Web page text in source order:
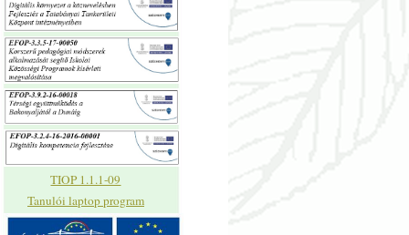
TIOP 1.1.1-09
Tanulói laptop program